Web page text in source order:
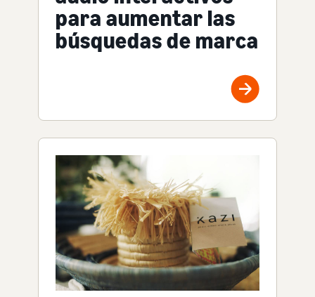
para aumentar las
búsquedas de marca